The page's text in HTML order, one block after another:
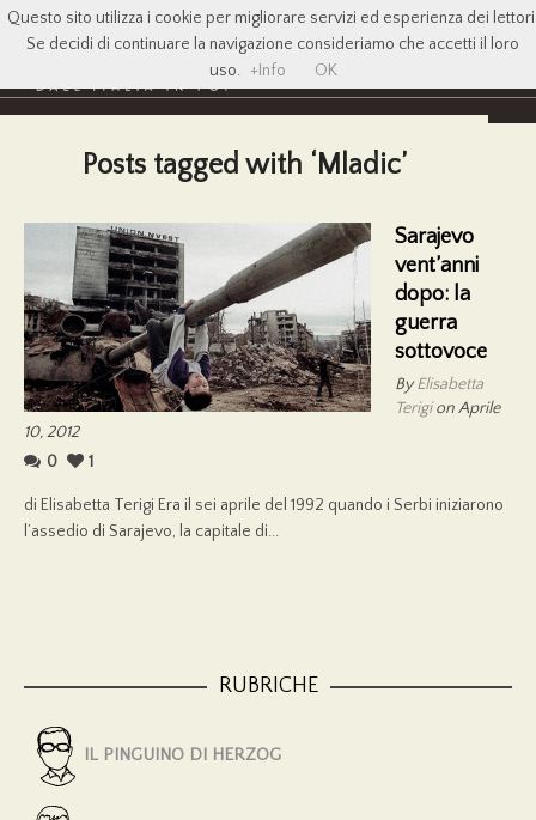
Posts tagged with ‘Mladic’
Sarajevo
vent’anni
dopo: la
guerra
sottovoce
ByElisabetta
Terigion Aprile
10, 2012
0
1
di Elisabetta Terigi Era il sei aprile del 1992 quando i Serbi iniziarono
l’assedio di Sarajevo, la capitale di...
RUBRICHE
IL PINGUINO DI HERZOG
Questo sito utilizza i cookie per migliorare servizi ed esperienza dei
Se decidi di continuare la navigazione consideriamo che accetti il loro
uso. +Info OK